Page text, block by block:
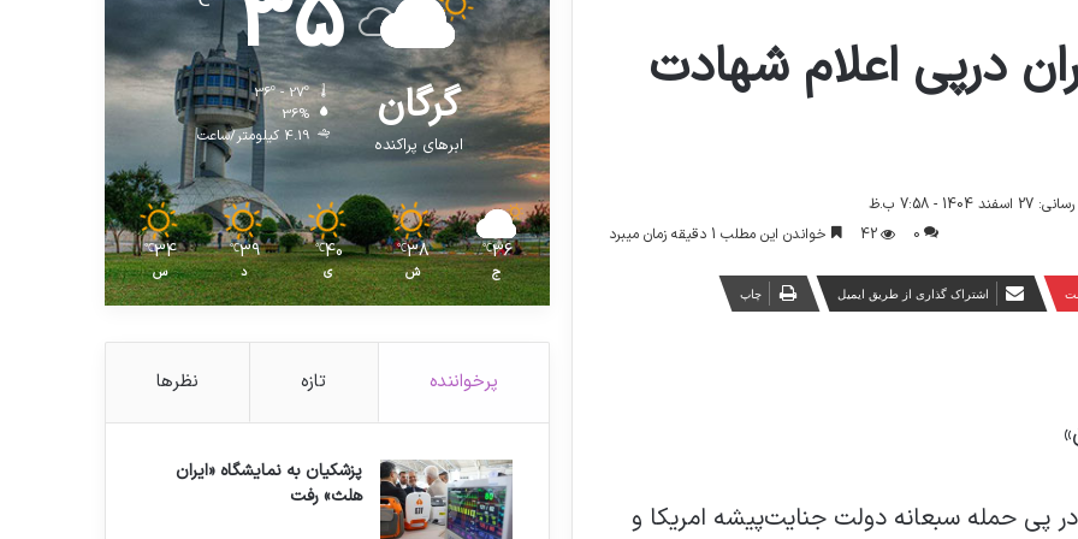
درپی اعلام شهادت
- 7:58 ب.ظ
0
42 خواندن این مطلب 1 دقیقه زمان میبرد
اشتراک گذاری از طریق ایمیل چاپ
پی حمله سبعانه دولت جنایت‌پیشه امریکا و
گرگان
ابرهای پراکنده
36º - 27º
36%
4.19 کیلومتر/ساعت
36
℃
ج
38
℃
ش
40
℃
ی
39
℃
د
34
℃
س
پرخواننده تازه نظرها
پزشکیان به نمایشگاه «ایران
هلث» رفت